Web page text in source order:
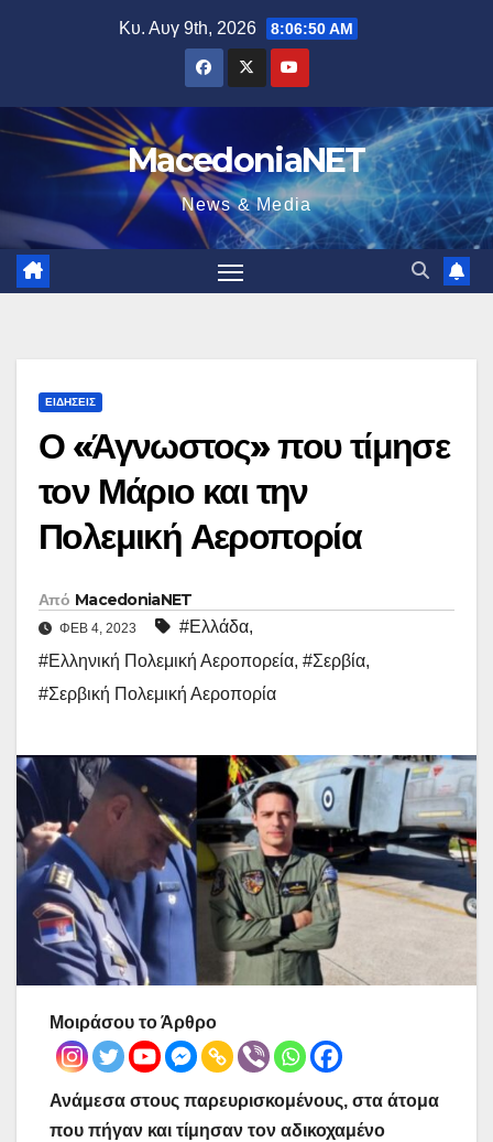
Κυ. Αυγ 9th, 2026 8:06:51 AM
MacedoniaNET
News & Media
ΕΙΔΉΣΕΙΣ
Ο «Άγνωστος» που τίμησε
τον Μάριο και την
Πολεμική Αεροπορία
Από MacedoniaNET
ΦΕΒ 4, 2023 #Ελλάδα,
#Ελληνική Πολεμική Αεροπορεία, #Σερβία,
#Σερβική Πολεμική Αεροπορία
Μοιράσου το Άρθρο
Ανάμεσα στους παρευρισκομένους, στα άτομα
που πήγαν και τίμησαν τον αδικοχαμένο